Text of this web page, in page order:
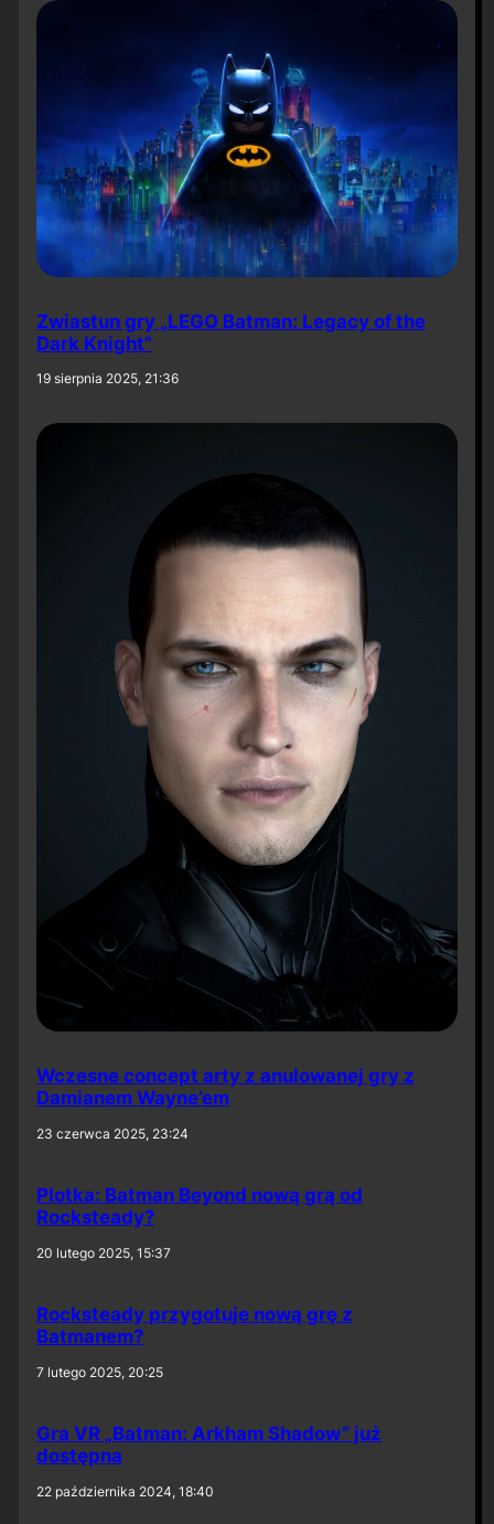
Zwiastun gry „LEGO Batman: Legacy of the
Dark Knight”
19 sierpnia 2025, 21:36
Wczesne concept arty z anulowanej gry z
Damianem Wayne’em
23 czerwca 2025, 23:24
Plotka: Batman Beyond nową grą od
Rocksteady?
20 lutego 2025, 15:37
Rocksteady przygotuje nową grę z
Batmanem?
7 lutego 2025, 20:25
Gra VR „Batman: Arkham Shadow” już
dostępna
22 października 2024, 18:40